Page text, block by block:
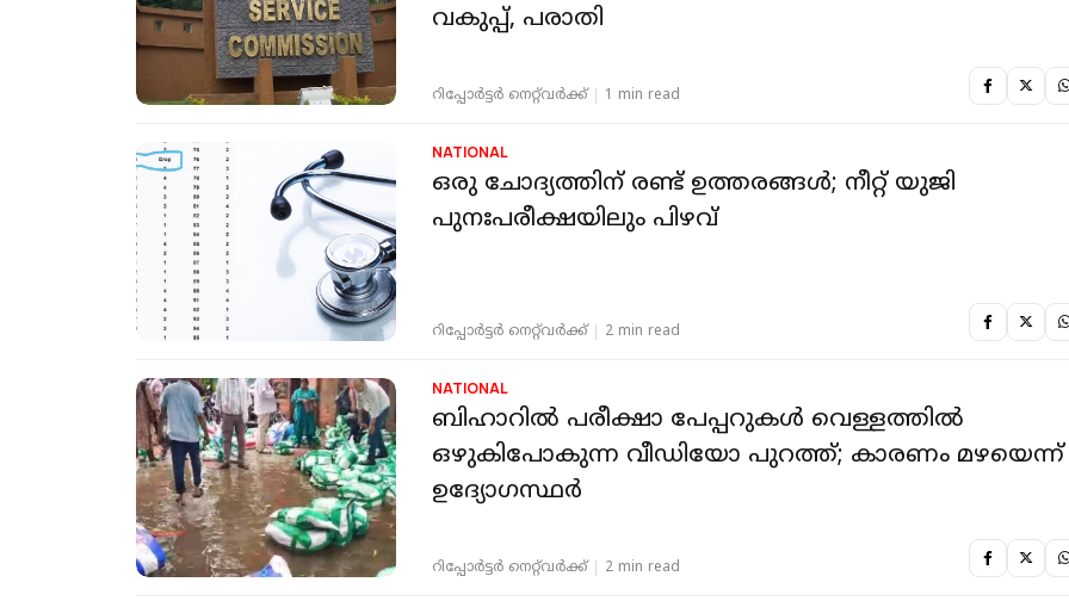
വകുപ്പ്, പരാതി
റിപ്പോർട്ടർ നെറ്റ്‌വര്‍ക്ക്‌ 1 min read
NATIONAL
ഒരു ചോദ്യത്തിന് രണ്ട് ഉത്തരങ്ങള്‍; നീറ്റ് യുജി
പുനഃപരീക്ഷയിലും പിഴവ്
റിപ്പോർട്ടർ നെറ്റ്‌വര്‍ക്ക്‌ 2 min read
NATIONAL
ബിഹാറില്‍ പരീക്ഷാ പേപ്പറുകള്‍ വെള്ളത്തില്‍
ഒഴുകിപോകുന്ന വീഡിയോ പുറത്ത്; കാരണം മഴയെന്ന്
ഉദ്യോഗസ്ഥര്‍
റിപ്പോർട്ടർ നെറ്റ്‌വര്‍ക്ക്‌ 2 min read